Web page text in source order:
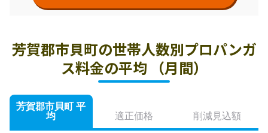
芳賀郡市貝町の世帯人数別プロパンガ
ス料金の平均 （月間）
芳賀郡市貝町 平
均
適正価格 削減見込額